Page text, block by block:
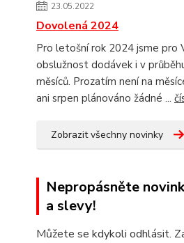
23.05.2022
Dovolená 2024
Pro letošní rok 2024 jsme pro
obslužnost dodávek i v
měsíců. Prozatím není na
ani srpen plánováno žádné ...
Zobrazit všechny novinky
Nepropásněte
a slevy!
Můžete se kdykoli odhlásit.